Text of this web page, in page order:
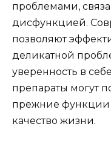
проблемами,
дисфункцией.
позволяют
деликатной
уверенность в
препараты могут
прежние функции
качество жизни.